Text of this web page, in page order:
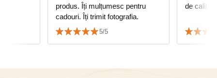
produs. Îți mulțumesc pentru
cadouri. Îți trimit fotografia.
5/5
de